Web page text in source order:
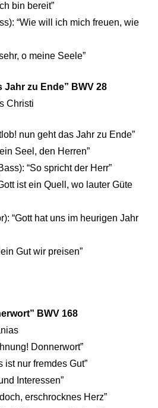
bin bereit”
“Wie will ich mich freuen, wie
o meine Seele”
zu Ende” BWV 28
Christi
nun geht das Jahr zu Ende”
Seel, den Herren”
“So spricht der Herr”
ist ein Quell, wo lauter Güte
“Gott hat uns im heurigen Jahr
Gut wir preisen”
BWV 168
Donnerwort”
ist nur fremdes Gut”
Interessen”
erschrocknes Herz”